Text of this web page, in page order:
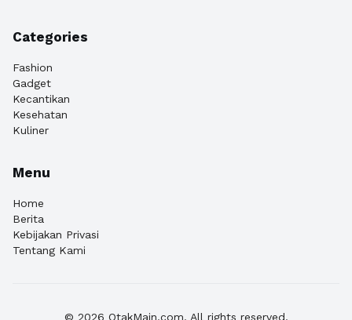
Categories
Fashion
Gadget
Kecantikan
Kesehatan
Kuliner
Menu
Home
Berita
Kebijakan Privasi
Tentang Kami
© 2026 OtakMain.com. All rights reserved.